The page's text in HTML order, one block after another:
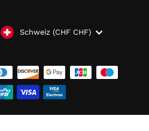
WÄHRUNG
Schweiz (CHF CHF)